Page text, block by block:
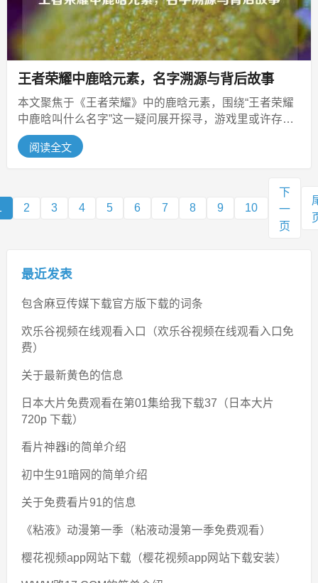
王者荣耀中鹿晗元素，名字溯源与背后故事
本文聚焦于《王者荣耀》中的鹿晗元素，围绕“王者荣耀
中鹿晗叫什么名字”这一疑问展开探寻，游戏里或许存在
与鹿晗相关的角色、皮肤等元素...
阅读全文
2 3 4 5 6 7 8 9 10
下
一
页
最近发表
包含麻豆传媒下载官方版下载的词条
欢乐谷视频在线观看入口（欢乐谷视频在线观看入口免
费）
关于最新黄色的信息
日本大片免费观看在第01集给我下载37（日本大片
720p 下载）
看片神器i的简单介绍
初中生91暗网的简单介绍
关于免费看片91的信息
《粘液》动漫第一季（粘液动漫第一季免费观看）
樱花视频app网站下载（樱花视频app网站下载安装）